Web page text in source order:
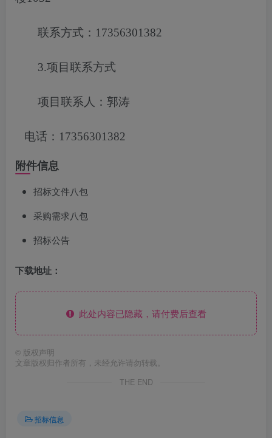
联系方式： 17356301382
3.项目联系方式
项目联系人：郭涛
电话： 17356301382
附件信息
招标文件八包
采购需求八包
招标公告
下载地址：
此处内容已隐藏，请付费后查看
© 版权声明
文章版权归作者所有，未经允许请勿转载。
THE END
招标信息